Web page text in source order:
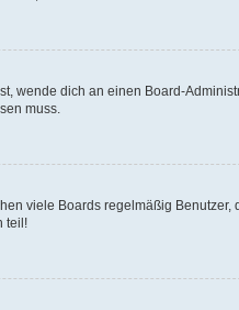
wende dich an einen Board-
muss.
viele Boards regelmäßig Benutzer,
teil!